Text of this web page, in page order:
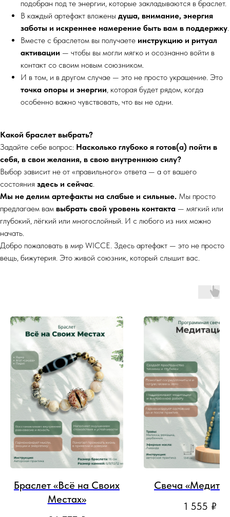
подобран под те энергии, которые закладываются в браслет.
В каждый артефакт вложены душа, внимание, энергия
заботы и искреннее намерение быть вам в поддержку.
Вместе с браслетом вы получаете инструкцию и ритуал
активации — чтобы вы могли мягко и осознанно войти в
контакт со своим новым союзником.
И в том, и в другом случае — это не просто украшение. Это
точка опоры и энергии, которая будет рядом, когда
особенно важно чувствовать, что вы не одни.
Какой браслет выбрать?
Задайте себе вопрос: Насколько глубоко я готов(а) пойти в
себя, в свои желания, в свою внутреннюю силу?
Выбор зависит не от «правильного» ответа — а от вашего
состояния здесь и сейчас.
Мы не делим артефакты на слабые и сильные. Мы просто
предлагаем вам выбрать свой уровень контакта — мягкий или
глубокий, лёгкий или многослойный. И с любого из них можно
начать.
Добро пожаловать в мир WICCE. Здесь артефакт — это не просто
вещь, бижутерия. Это живой союзник, который слышит вас.
Браслет «Всё на Своих
Местах»
Свеча
1 555 ₽